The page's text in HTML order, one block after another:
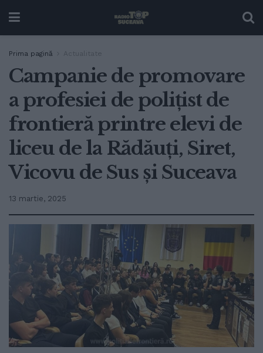
Prima pagină Actualitate
Campanie de promovare
a profesiei de polițist de
frontieră printre elevi de
liceu de la Rădăuți, Siret,
Vicovu de Sus și Suceava
13 martie, 2025